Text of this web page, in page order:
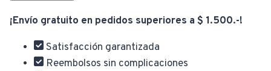
110X20MM
TAC2111103
cantidad
¡Envío gratuito en pedidos superiores a $ 1.500.-!
Satisfacción garantizada
Reembolsos sin complicaciones